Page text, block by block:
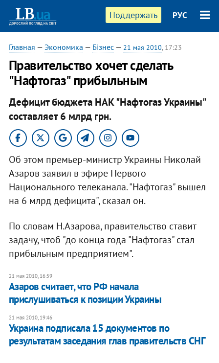
Поддержать РУС
Главная — Экономика — Бізнес— 21 мая 2010, 17:23
Правительство хочет сделать
"Нафтогаз" прибыльным
Дефицит бюджета НАК "Нафтогаз Украины"
составляет 6 млрд грн.
Об этом премьер-министр Украины Николай
Азаров заявил в эфире Первого
Национального телеканала. "Нафтогаз" вышел
на 6 млрд дефицита", сказал он.
По словам Н.Азарова, правительство ставит
задачу, чтоб "до конца года "Нафтогаз" стал
прибыльным предприятием".
21 мая 2010, 16:59
Азаров считает, что РФ начала
прислушиваться к позиции Украины
21 мая 2010, 19:46
Украина подписала 15 документов по
результатам заседания глав правительств СНГ